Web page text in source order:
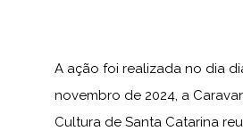
A ação foi realizada no dia
novembro de 2024, a
Cultura de Santa Catarina